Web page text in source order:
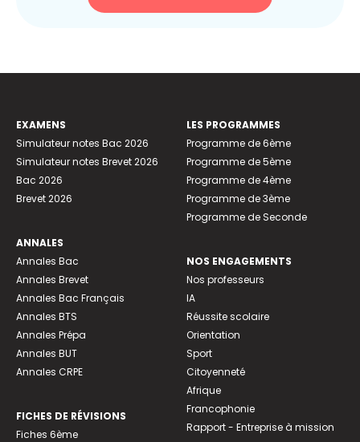
EXAMENS
Simulateur notes Bac 2026
Simulateur notes Brevet 2026
Bac 2026
Brevet 2026
ANNALES
Annales Bac
Annales Brevet
Annales Bac Français
Annales BTS
Annales Prépa
Annales BUT
Annales CRPE
FICHES DE RÉVISIONS
Fiches 6ème
LES PROGRAMMES
Programme de 6ème
Programme de 5ème
Programme de 4ème
Programme de 3ème
Programme de Seconde
NOS ENGAGEMENTS
Nos professeurs
IA
Réussite scolaire
Orientation
Sport
Citoyenneté
Afrique
Francophonie
Rapport - Entreprise à mission